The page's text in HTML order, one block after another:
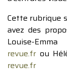
Cette rubrique
avez des
Louise-
revue.fr ou
revue.fr